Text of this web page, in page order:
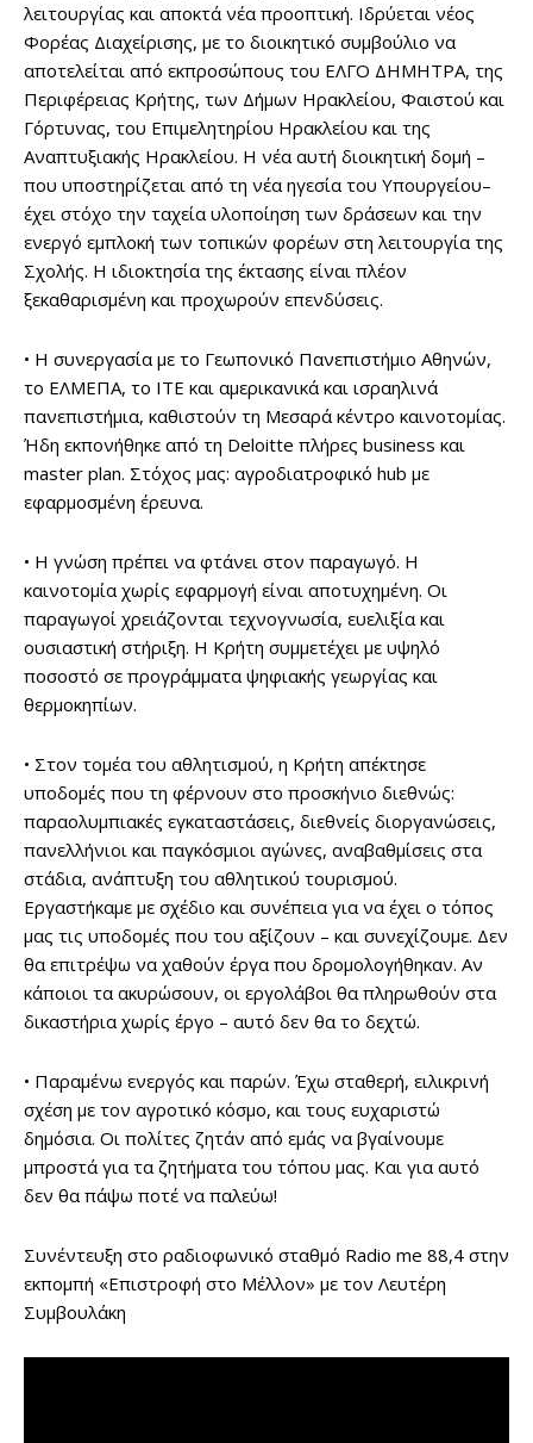
λειτουργίας και αποκτά νέα προοπτική. Ιδρύεται νέος
Φορέας Διαχείρισης, με το διοικητικό συμβούλιο να
αποτελείται από εκπροσώπους του ΕΛΓΟ ΔΗΜΗΤΡΑ, της
Περιφέρειας Κρήτης, των Δήμων Ηρακλείου, Φαιστού και
Γόρτυνας, του Επιμελητηρίου Ηρακλείου και της
Αναπτυξιακής Ηρακλείου. Η νέα αυτή διοικητική δομή –
που υποστηρίζεται από τη νέα ηγεσία του Υπουργείου–
έχει στόχο την ταχεία υλοποίηση των δράσεων και την
ενεργό εμπλοκή των τοπικών φορέων στη λειτουργία της
Σχολής. Η ιδιοκτησία της έκτασης είναι πλέον
ξεκαθαρισμένη και προχωρούν επενδύσεις.
• Η συνεργασία με το Γεωπονικό Πανεπιστήμιο Αθηνών,
το ΕΛΜΕΠΑ, το ΙΤΕ και αμερικανικά και ισραηλινά
πανεπιστήμια, καθιστούν τη Μεσαρά κέντρο καινοτομίας.
Ήδη εκπονήθηκε από τη Deloitte πλήρες business και
master plan. Στόχος μας: αγροδιατροφικό hub με
εφαρμοσμένη έρευνα.
• Η γνώση πρέπει να φτάνει στον παραγωγό. Η
καινοτομία χωρίς εφαρμογή είναι αποτυχημένη. Οι
παραγωγοί χρειάζονται τεχνογνωσία, ευελιξία και
ουσιαστική στήριξη. Η Κρήτη συμμετέχει με υψηλό
ποσοστό σε προγράμματα ψηφιακής γεωργίας και
θερμοκηπίων.
• Στον τομέα του αθλητισμού, η Κρήτη απέκτησε
υποδομές που τη φέρνουν στο προσκήνιο διεθνώς:
παραολυμπιακές εγκαταστάσεις, διεθνείς διοργανώσεις,
πανελλήνιοι και παγκόσμιοι αγώνες, αναβαθμίσεις στα
στάδια, ανάπτυξη του αθλητικού τουρισμού.
Εργαστήκαμε με σχέδιο και συνέπεια για να έχει ο τόπος
μας τις υποδομές που του αξίζουν – και συνεχίζουμε. Δεν
θα επιτρέψω να χαθούν έργα που δρομολογήθηκαν. Αν
κάποιοι τα ακυρώσουν, οι εργολάβοι θα πληρωθούν στα
δικαστήρια χωρίς έργο – αυτό δεν θα το δεχτώ.
• Παραμένω ενεργός και παρών. Έχω σταθερή, ειλικρινή
σχέση με τον αγροτικό κόσμο, και τους ευχαριστώ
δημόσια. Οι πολίτες ζητάν από εμάς να βγαίνουμε
μπροστά για τα ζητήματα του τόπου μας. Και για αυτό
δεν θα πάψω ποτέ να παλεύω!
Συνέντευξη στο ραδιοφωνικό σταθμό Radio me 88,4 στην
εκπομπή «Επιστροφή στο Μέλλον» με τον Λευτέρη
Συμβουλάκη